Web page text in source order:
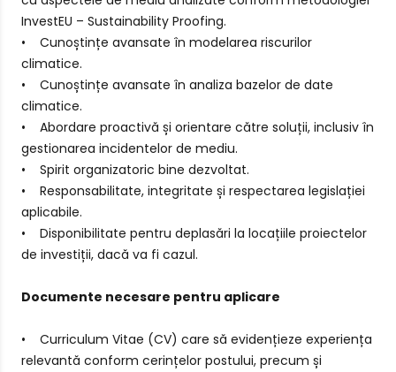
InvestEU – Sustainability Proofing.
• Cunoștințe avansate în modelarea riscurilor
climatice.
• Cunoștințe avansate în analiza bazelor de date
climatice.
• Abordare proactivă și orientare către soluții, inclusiv în
gestionarea incidentelor de mediu.
• Spirit organizatoric bine dezvoltat.
• Responsabilitate, integritate și respectarea legislației
aplicabile.
• Disponibilitate pentru deplasări la locațiile proiectelor
de investiții, dacă va fi cazul.
Documente necesare pentru aplicare
• Curriculum Vitae (CV) care să evidențieze experiența
relevantă conform cerințelor postului, precum și